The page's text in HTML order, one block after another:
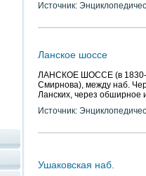
Источник:
Ланское шоссе
ЛАНСКОЕ ШОССЕ (в 1830-
Смирнова), между наб.
Ланских, через обширное
Источник:
Ушаковская наб.